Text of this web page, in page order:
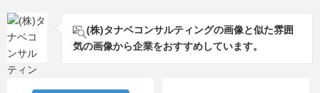
(株)タナベコンサルティングの画像と似た雰囲
気の画像から企業をおすすめしています。